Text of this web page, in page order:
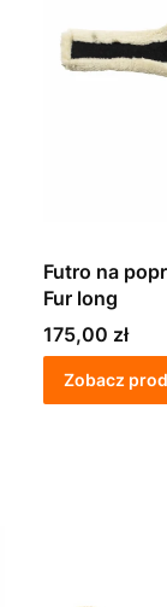
Futro na
Fur long
Cena
175,00 zł
Zobacz